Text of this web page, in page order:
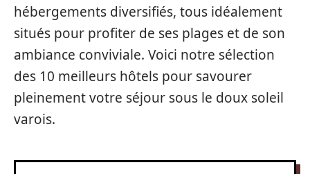
hébergements diversifiés, tous idéalement
situés pour profiter de ses plages et de son
ambiance conviviale. Voici notre sélection
des 10 meilleurs hôtels pour savourer
pleinement votre séjour sous le doux soleil
varois.